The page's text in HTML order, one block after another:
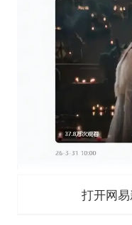
打开网